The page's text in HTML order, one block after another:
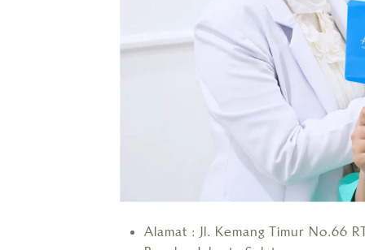
Alamat : Jl. Kemang Timur No.66